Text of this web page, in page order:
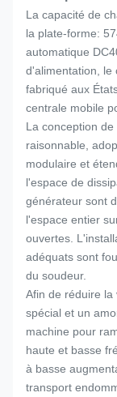
La capacité de
la plate-forme:
automatique
d'alimentation, le
fabriqué aux
centrale mobile
La conception
raisonnable,
modulaire et
l'espace de
générateur sont
l'espace entier
ouvertes.
adéquats sont
du soudeur.
Afin de réduire
spécial et un
machine pour
haute et basse
à basse
transport